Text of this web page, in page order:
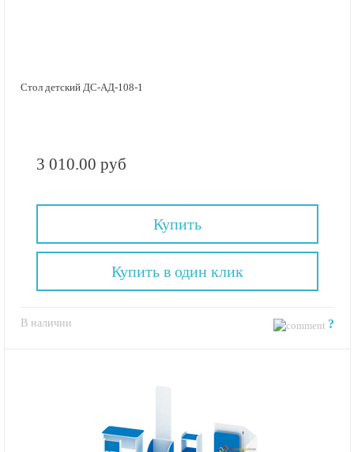
Стол детский ДС-АД-108-1
3 010.00 руб
Купить
В наличии ?
Купить в один клик